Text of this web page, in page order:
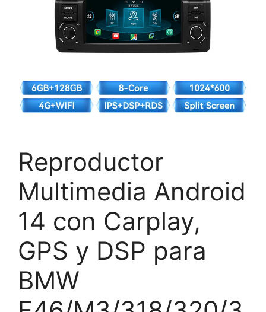
Reproductor
Multimedia Android
14 con Carplay,
GPS y DSP para
BMW